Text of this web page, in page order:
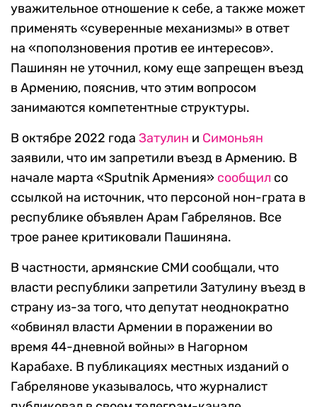
уважительное отношение к себе, а также может
применять «суверенные механизмы» в ответ
на «поползновения против ее интересов».
Пашинян не уточнил, кому еще запрещен въезд
в Армению, пояснив, что этим вопросом
занимаются компетентные структуры.
В октябре 2022 года Затулин и Симоньян
заявили, что им запретили въезд в Армению. В
начале марта «Sputnik Армения» сообщил со
ссылкой на источник, что персоной нон-грата в
республике объявлен Арам Габрелянов. Все
трое ранее критиковали Пашиняна.
В частности, армянские СМИ сообщали, что
власти республики запретили Затулину въезд в
страну из-за того, что депутат неоднократно
«обвинял власти Армении в поражении во
время 44-дневной войны» в Нагорном
Карабахе. В публикациях местных изданий о
Габрелянове указывалось, что журналист